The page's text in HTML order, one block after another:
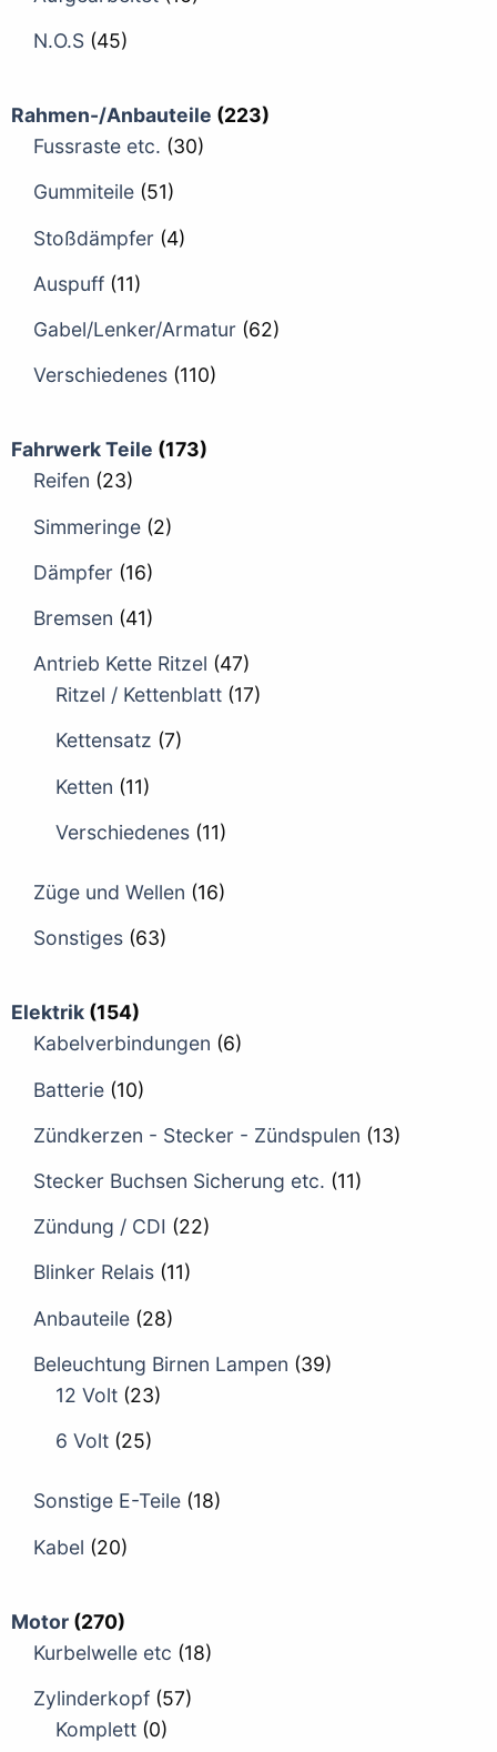
N.O.S (45)
Rahmen-/Anbauteile (223)
Fussraste etc. (30)
Gummiteile (51)
Stoßdämpfer (4)
Auspuff (11)
Gabel/Lenker/Armatur (62)
Verschiedenes (110)
Fahrwerk Teile (173)
Reifen (23)
Simmeringe (2)
Dämpfer (16)
Bremsen (41)
Antrieb Kette Ritzel (47)
Ritzel / Kettenblatt (17)
Kettensatz (7)
Ketten (11)
Verschiedenes (11)
Züge und Wellen (16)
Sonstiges (63)
Elektrik (154)
Kabelverbindungen (6)
Batterie (10)
Zündkerzen - Stecker - Zündspulen (13)
Stecker Buchsen Sicherung etc. (11)
Zündung / CDI (22)
Blinker Relais (11)
Anbauteile (28)
Beleuchtung Birnen Lampen (39)
12 Volt (23)
6 Volt (25)
Sonstige E-Teile (18)
Kabel (20)
Motor (270)
Kurbelwelle etc (18)
Zylinderkopf (57)
Komplett (0)